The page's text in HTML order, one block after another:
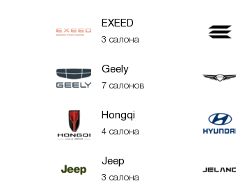
EXEED
3 салона
Geely
7 салонов
Hongqi
4 салона
Jeep
3 салона